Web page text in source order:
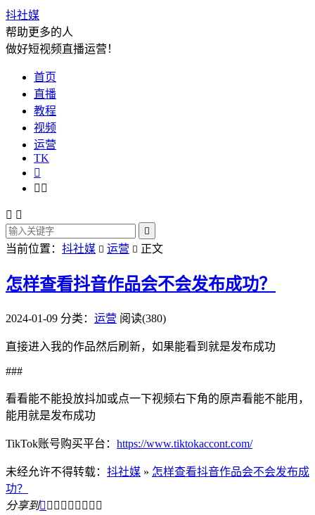
抖社媒
帮助更多的人
做好短视频直播运营！
首页
直播
教程
视频
运营
TK

 
 

当前位置： 抖社媒  运营  正文
怎样查看抖音作品会不会发布成功？
2024-01-09 分类： 运营 阅读(380)
直接进入我的作品然后刷新，如果能看到就是发布成功
###
看看能不能投放抖加或点一下视频右下角的原声看能不能用，
能用就是发布成功
TikTok账号购买平台： https://www.tiktokaccont.com/
未经允许不得转载： 抖社媒 » 怎样查看抖音作品会不会发布成
功？
分享到        